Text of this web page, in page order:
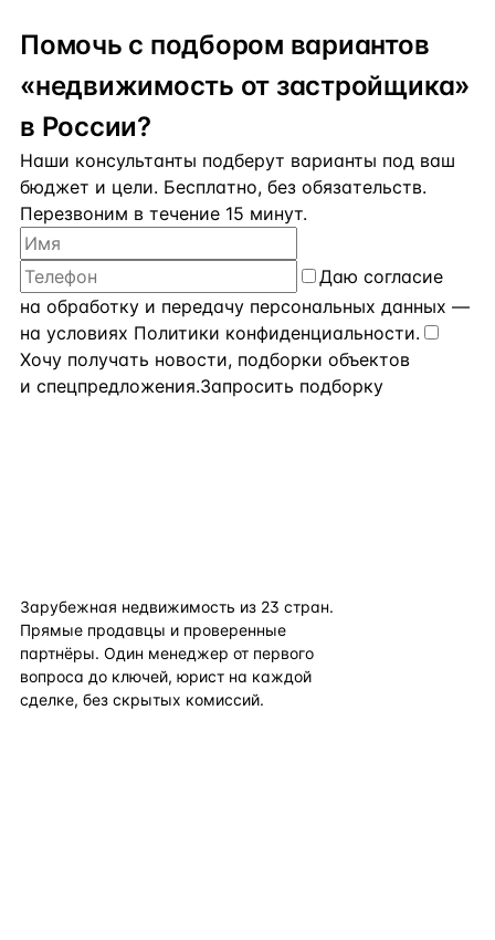
Помочь с подбором вариантов
«недвижимость от застройщика»
в России?
Наши консультанты подберут варианты под ваш
бюджет и цели. Бесплатно, без обязательств.
Перезвоним в течение 15 минут.
Даю согласие
на обработку и передачу персональных данных —
на условиях Политики конфиденциальности.
Хочу получать новости, подборки объектов
и спецпредложения.Запросить подборку
Зарубежная недвижимость из 23 стран.
Прямые продавцы и проверенные
партнёры. Один менеджер от первого
вопроса до ключей, юрист на каждой
сделке, без скрытых комиссий.